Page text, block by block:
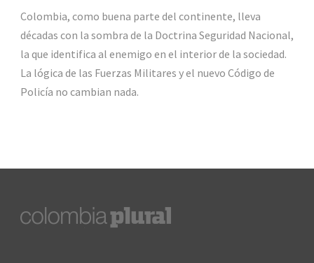
Colombia, como buena parte del continente, lleva
décadas con la sombra de la Doctrina Seguridad Nacional,
la que identifica al enemigo en el interior de la sociedad.
La lógica de las Fuerzas Militares y el nuevo Código de
Policía no cambian nada.